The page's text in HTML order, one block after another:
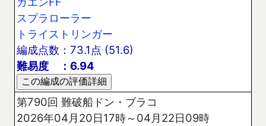
スプラローラー
トライストリンガー
編成点数：73.1点 (51.6)
難易度 ：6.94
第790回 難破船ドン・ブラコ
2026年04月20日17時～04月22日09時